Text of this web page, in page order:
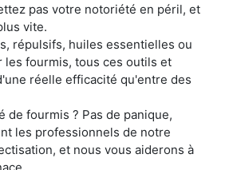
pas votre notoriété en péril, et
vite.
répulsifs, huiles essentielles ou
les fourmis, tous ces outils et
réelle efficacité qu'entre des
de fourmis ? Pas de panique,
les professionnels de notre
et nous vous aiderons à